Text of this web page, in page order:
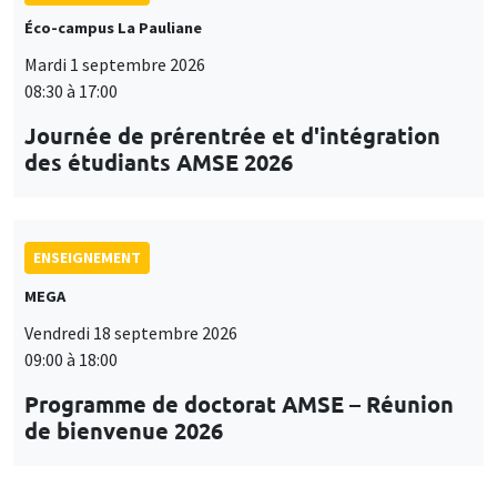
Éco-campus La Pauliane
Mardi 1 septembre 2026
08:30 à 17:00
Journée de prérentrée et d'intégration
des étudiants AMSE 2026
ENSEIGNEMENT
MEGA
Vendredi 18 septembre 2026
09:00 à 18:00
Programme de doctorat AMSE – Réunion
de bienvenue 2026